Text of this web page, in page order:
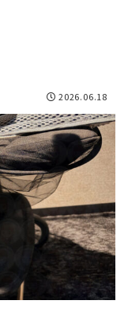
2026.06.18